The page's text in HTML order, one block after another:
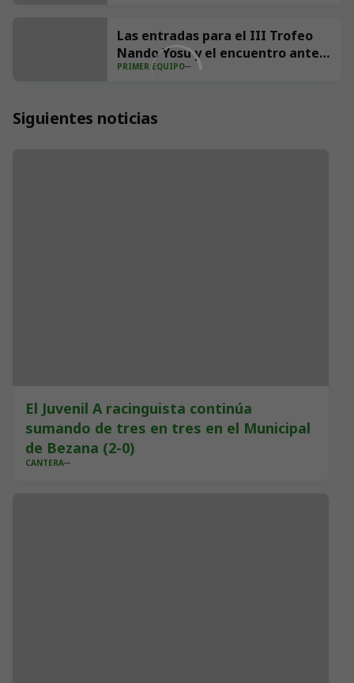
Las entradas para el III Trofeo
Nando Yosu y el encuentro ante
el Sporting, disponibles online y
PRIMER EQUIPO
Siguientes noticias
El Juvenil A racinguista continúa
sumando de tres en tres en el Municipal
de Bezana (2-0)
CANTERA